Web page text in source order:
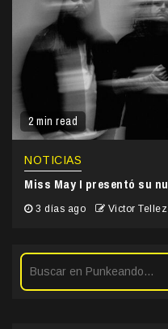
2 min read
NOTICIAS
Miss May I presentó su
3 días ago Victor Tellez